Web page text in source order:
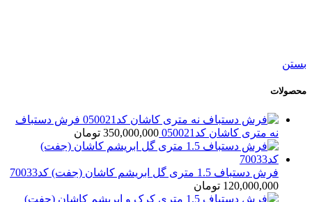
بستن
محصولات
فرش دستباف
نه متری کاشان کد050021
350,000,000 تومان
فرش دستباف 1.5 متری گل ابریشم کاشان (جفت) کد70033
120,000,000 تومان